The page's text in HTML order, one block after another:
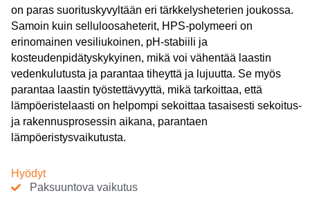
on paras suorituskyvyltään eri tärkkelysheterien joukossa.
Samoin kuin selluloosaheterit, HPS-polymeeri on
erinomainen vesiliukoinen, pH-stabiili ja
kosteudenpidätyskykyinen, mikä voi vähentää laastin
vedenkulutusta ja parantaa tiheyttä ja lujuutta. Se myös
parantaa laastin työstettävyyttä, mikä tarkoittaa, että
lämpöeristelaasti on helpompi sekoittaa tasaisesti sekoitus-
ja rakennusprosessin aikana, parantaen
lämpöeristysvaikutusta.
Hyödyt
Paksuuntova vaikutus